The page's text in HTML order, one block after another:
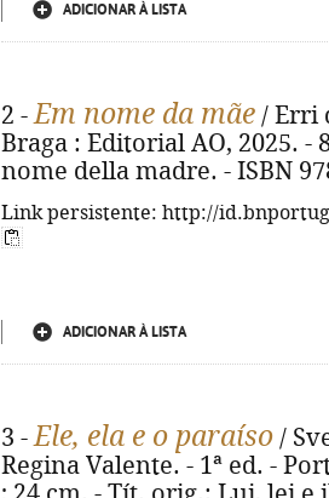
ADICIONAR À LISTA
2 -Em nome da mãe / Erri
Braga : Editorial AO, 2025. -
nome della madre. - ISBN
Link persistente: http://
ADICIONAR À LISTA
3 -Ele, ela e o paraíso /
Regina Valente. - 1ª ed. -